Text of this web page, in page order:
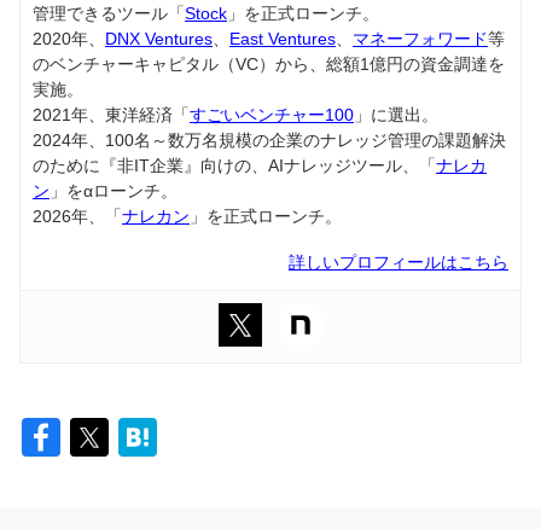
管理できるツール「Stock 」を正式ローンチ。
2020年、 DNX Ventures、 East Ventures、 マネーフォワード等
のベンチャーキャピタル（VC）から、総額1億円の資金調達を
実施。
2021年、東洋経済「すごいベンチャー100 」に選出。
2024年、100名～数万名規模の企業のナレッジ管理の課題解決
のために『非IT企業』向けの、AIナレッジツール、「ナレカ
ン 」をαローンチ。
2026年、「ナレカン 」を正式ローンチ。
詳しいプロフィールはこちら